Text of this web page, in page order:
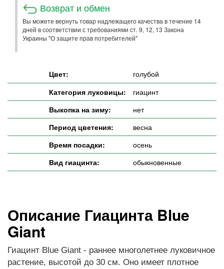
Возврат и обмен
Вы можете вернуть товар надлежащего качества в течение 14
дней в соответствии с требованиями ст. 9, 12, 13 Закона
Украины "О защите прав потребителей"
Цвет:
голубой
Категория луковицы:
гиацинт
Выкопка на зиму:
нет
Период цветения:
весна
Время посадки:
осень
Вид гиацинта:
обыкновенные
Описание Гиацинта Blue
Giant
Гиацинт Blue Giant - раннее многолетнее луковичное
растение, высотой до 30 см. Оно имеет плотное